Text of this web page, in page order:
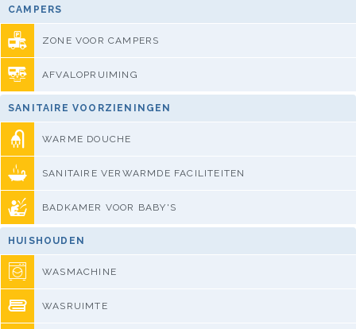
CAMPERS
ZONE VOOR CAMPERS
AFVALOPRUIMING
SANITAIRE VOORZIENINGEN
WARME DOUCHE
SANITAIRE VERWARMDE FACILITEITEN
BADKAMER VOOR BABY'S
HUISHOUDEN
WASMACHINE
WASRUIMTE